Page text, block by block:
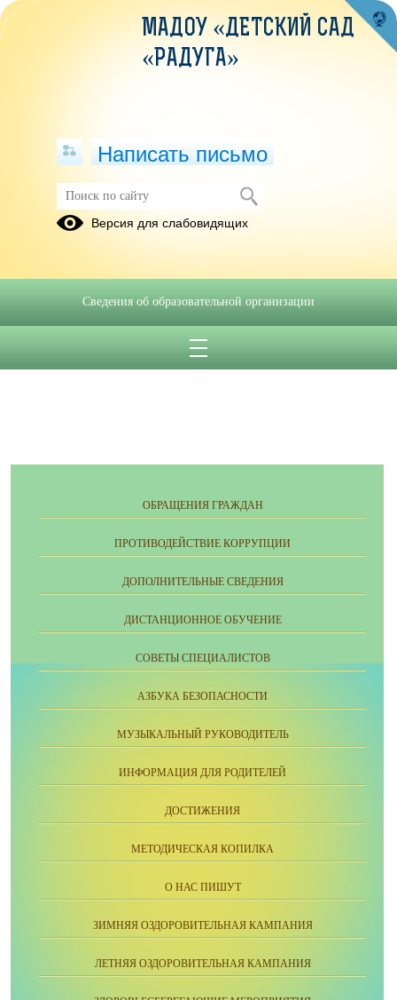
Публикации за 02.12.2025
Памятка для
родителей "Живые
витамины"
ОБРАЩЕНИЯ ГРАЖДАН
ПРОТИВОДЕЙСТВИЕ КОРРУПЦИИ
ДОПОЛНИТЕЛЬНЫЕ СВЕДЕНИЯ
ДИСТАНЦИОННОЕ ОБУЧЕНИЕ
СОВЕТЫ СПЕЦИАЛИСТОВ
АЗБУКА БЕЗОПАСНОСТИ
МУЗЫКАЛЬНЫЙ РУКОВОДИТЕЛЬ
ИНФОРМАЦИЯ ДЛЯ РОДИТЕЛЕЙ
ДОСТИЖЕНИЯ
МЕТОДИЧЕСКАЯ КОПИЛКА
О НАС ПИШУТ
ЗИМНЯЯ ОЗДОРОВИТЕЛЬНАЯ КАМПАНИЯ
ЛЕТНЯЯ ОЗДОРОВИТЕЛЬНАЯ КАМПАНИЯ
МАДОУ «ДЕТСКИЙ САД
«РАДУГА»
Написать письмо
Версия для слабовидящих
Сведения об образовательной организации